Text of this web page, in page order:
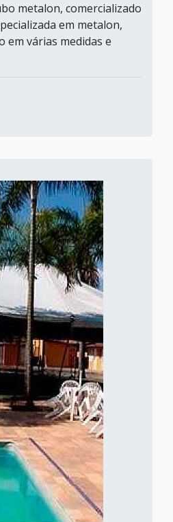
metalon, comercializado
em metalon,
em várias medidas e